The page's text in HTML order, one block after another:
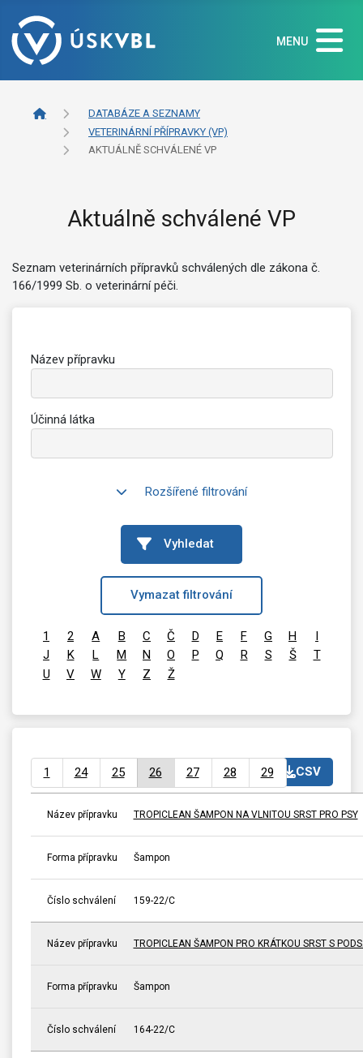
MENU
DATABÁZE A SEZNAMY
VETERINÁRNÍ PŘÍPRAVKY (VP)
AKTUÁLNĚ SCHVÁLENÉ VP
Aktuálně schválené VP
Seznam veterinárních přípravků schválených dle zákona č.
166/1999 Sb. o veterinární péči.
Název přípravku
Účinná látka
Rozšířené filtrování
Vyhledat
Vymazat filtrování
1 2 A B C Č D E F G H
I
J
K L M N O P Q R S Š
T
U
V W Y Z Ž
CSV
1 24 25 26 27 28 29
Název přípravku TROPICLEAN ŠAMPON NA VLNITOU SRST PRO PSY
Forma přípravku Šampon
Číslo schválení 159-22/C
Název přípravku TROPICLEAN ŠAMPON PRO KRÁTKOU SRST S
Forma přípravku Šampon
Číslo schválení 164-22/C